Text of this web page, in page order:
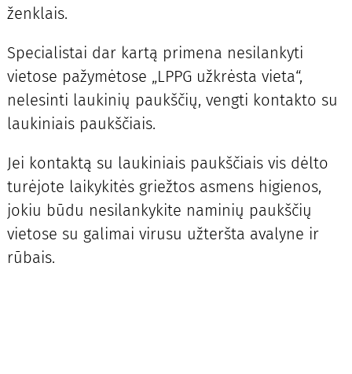
ženklais.
Specialistai dar kartą primena nesilankyti
vietose pažymėtose „LPPG užkrėsta vieta“,
nelesinti laukinių paukščių, vengti kontakto su
laukiniais paukščiais.
Jei kontaktą su laukiniais paukščiais vis dėlto
turėjote laikykitės griežtos asmens higienos,
jokiu būdu nesilankykite naminių paukščių
vietose su galimai virusu užteršta avalyne ir
rūbais.